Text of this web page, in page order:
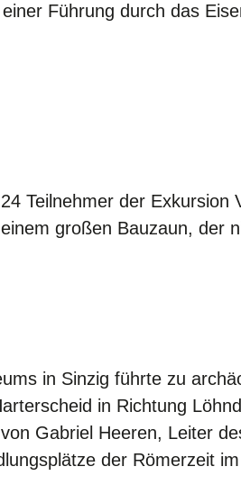
Führung durch das
Teilnehmer der Exkursion
großen Bauzaun, der
in Sinzig führte zu
in Richtung
Gabriel Heeren, Leiter
der Römerzeit